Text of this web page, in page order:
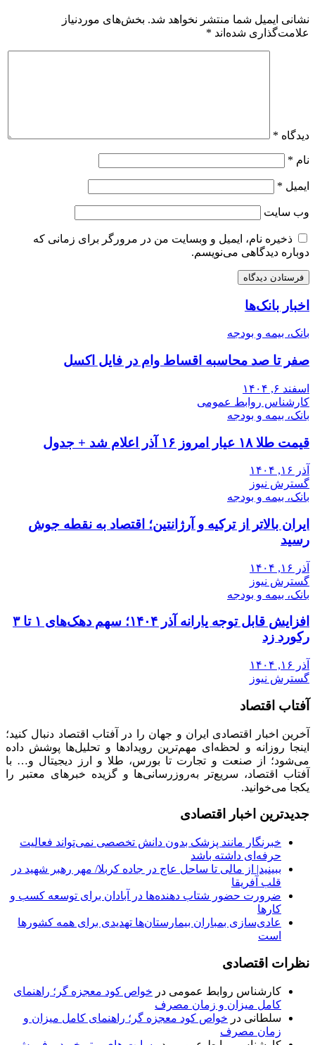
نشانی ایمیل شما منتشر نخواهد شد. بخش‌های موردنیاز
علامت‌گذاری شده‌اند *
دیدگاه *
نام *
ایمیل *
وب‌ سایت
ذخیره نام، ایمیل و وبسایت من در مرورگر برای زمانی که
دوباره دیدگاهی می‌نویسم.
اخبار بانک‌ها
بانک، بیمه و بودجه
صفر تا صد محاسبه اقساط وام در فایل اکسل
اسفند ۶, ۱۴۰۴
کارشناس روابط عمومی
بانک، بیمه و بودجه
قیمت طلا ۱۸ عیار امروز ۱۶ آذر اعلام شد + جدول
آذر ۱۶, ۱۴۰۴
گسترش نیوز
بانک، بیمه و بودجه
ایران بالاتر از ترکیه و آرژانتین؛ اقتصاد به نقطه جوش
رسید
آذر ۱۶, ۱۴۰۴
گسترش نیوز
بانک، بیمه و بودجه
افزایش قابل توجه یارانه آذر ۱۴۰۴؛ سهم دهک‌های ۱ تا ۳
رکورد زد
آذر ۱۶, ۱۴۰۴
گسترش نیوز
آفتاب اقتصاد
آخرین اخبار اقتصادی ایران و جهان را در آفتاب اقتصاد دنبال کنید؛
اینجا روزانه و لحظه‌ای مهم‌ترین رویدادها و تحلیل‌ها پوشش داده
می‌شود؛ از صنعت و تجارت تا بورس، طلا و ارز دیجیتال و… با
آفتاب اقتصاد، سریع‌تر به‌روزرسانی‌ها و گزیده خبرهای معتبر را
یکجا می‌خوانید.
جدیدترین اخبار اقتصادی
خبرنگار مانند پزشک بدون دانش تخصصی نمی‌تواند فعالیت
حرفه‌ای داشته باشد
ببینید| از مالی تا ساحل عاج در جاده کربلا/ مهر رهبر شهید در
قلب آفریقا
ضرورت حضور شتاب ‌دهنده‌ها در آبادان برای توسعه کسب‌ و
کارها
عادی‌سازی بمباران بیمارستان‌ها تهدیدی برای همه کشورها
است
نظرات اقتصادی
کارشناس روابط عمومی در خواص کود معجزه گر؛ راهنمای
کامل میزان و زمان مصرف
سلطانی در خواص کود معجزه گر؛ راهنمای کامل میزان و
زمان مصرف